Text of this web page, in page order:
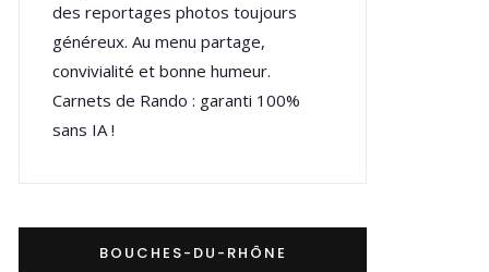
des reportages photos toujours
généreux. Au menu partage,
convivialité et bonne humeur.
Carnets de Rando : garanti 100%
sans IA !
BOUCHES-DU-RHÔNE